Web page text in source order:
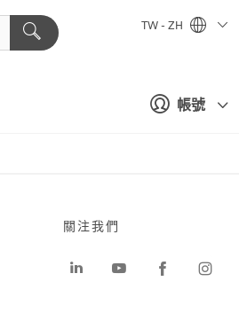
帳號
TW - ZH
關注我們